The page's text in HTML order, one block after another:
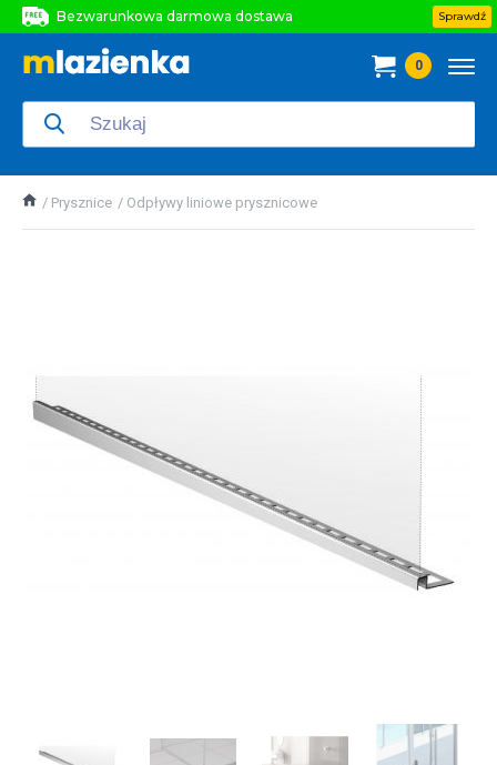
Bezwarunkowa darmowa dostawa
Bezwarunkowa darmowa dostawa
Sprawdź
0
Prysznice Odpływy liniowe prysznicowe